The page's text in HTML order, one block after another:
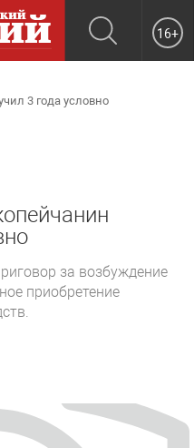
16+
3 года условно
за возбуждение
приобретение